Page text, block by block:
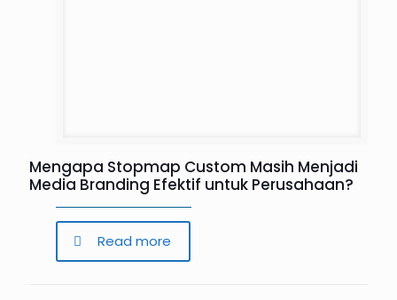
Mengapa Stopmap Custom Masih Menjadi
Media Branding Efektif untuk Perusahaan?
Read more